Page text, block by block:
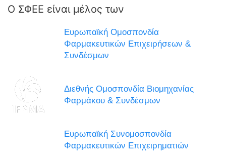
Ο ΣΦΕΕ είναι μέλος των
Ευρωπαϊκή Ομοσπονδία
Φαρμακευτικών Επιχειρήσεων &
Συνδέσμων
Διεθνής Ομοσπονδία Βιομηχανίας
Φαρμάκου & Συνδέσμων
Ευρωπαϊκή Συνομοσπονδία
Φαρμακευτικών Επιχειρηματιών